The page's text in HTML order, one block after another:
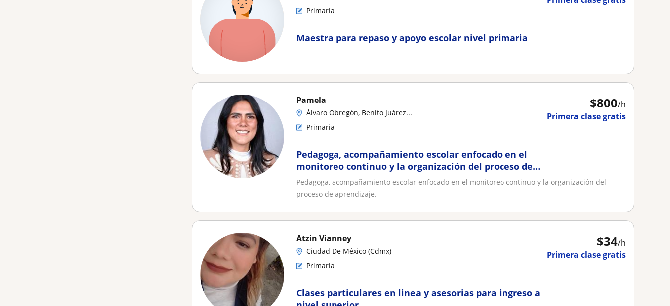
Primaria
Maestra para repaso y apoyo escolar nivel primaria
$800/h
Primera clase gratis
Pamela
Álvaro Obregón, Benito Juárez...
Primaria
Pedagoga, acompañamiento escolar enfocado en el
monitoreo continuo y la organización del proceso de
aprendizaje
Pedagoga, acompañamiento escolar enfocado en el monitoreo continuo y la organización del
proceso de aprendizaje.
$34/h
Primera clase gratis
Atzin Vianney
Ciudad De México (Cdmx)
Primaria
Clases particulares en linea y asesorias para ingreso a